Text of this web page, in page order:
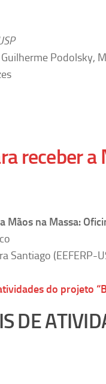
Podolsky,
receber
na Massa:
Santiago (EEFERP-
do projeto
DE